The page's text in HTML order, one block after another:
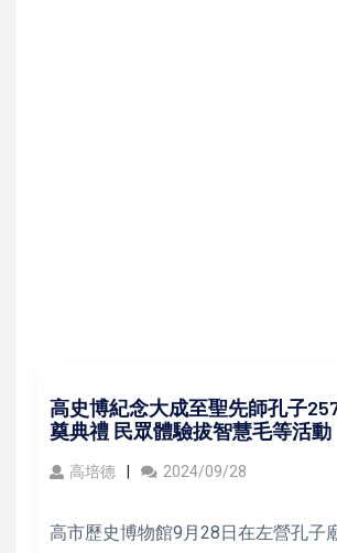
高史博紀念大成至聖先師孔子
奠典禮 民眾體驗拔智慧毛等活動
高培德 2024/09/28
高市歷史博物館9月28日在左營孔子